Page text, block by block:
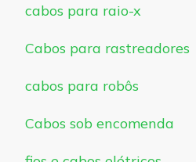
cabos para raio-x
Cabos para rastreadores
cabos para robôs
Cabos sob encomenda